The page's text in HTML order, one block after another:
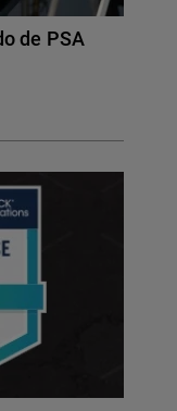
de PSA